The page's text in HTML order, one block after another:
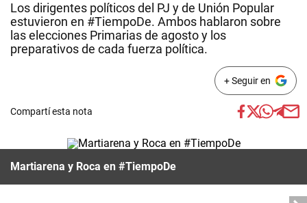
Los dirigentes políticos del PJ y de Unión Popular
estuvieron en #TiempoDe. Ambos hablaron sobre
las elecciones Primarias de agosto y los
preparativos de cada fuerza política.
+ Seguir en
Compartí esta nota
Martiarena y Roca en #TiempoDe